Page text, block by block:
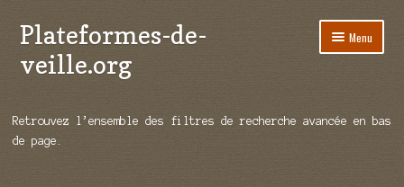
Aller
à
la
Aller
au
contenu
Plateformes-de-
veille.org
Menu
Répertoire d’ouitils
Retrouvez l’ensemble des filtres de recherche avancée en bas
de page.